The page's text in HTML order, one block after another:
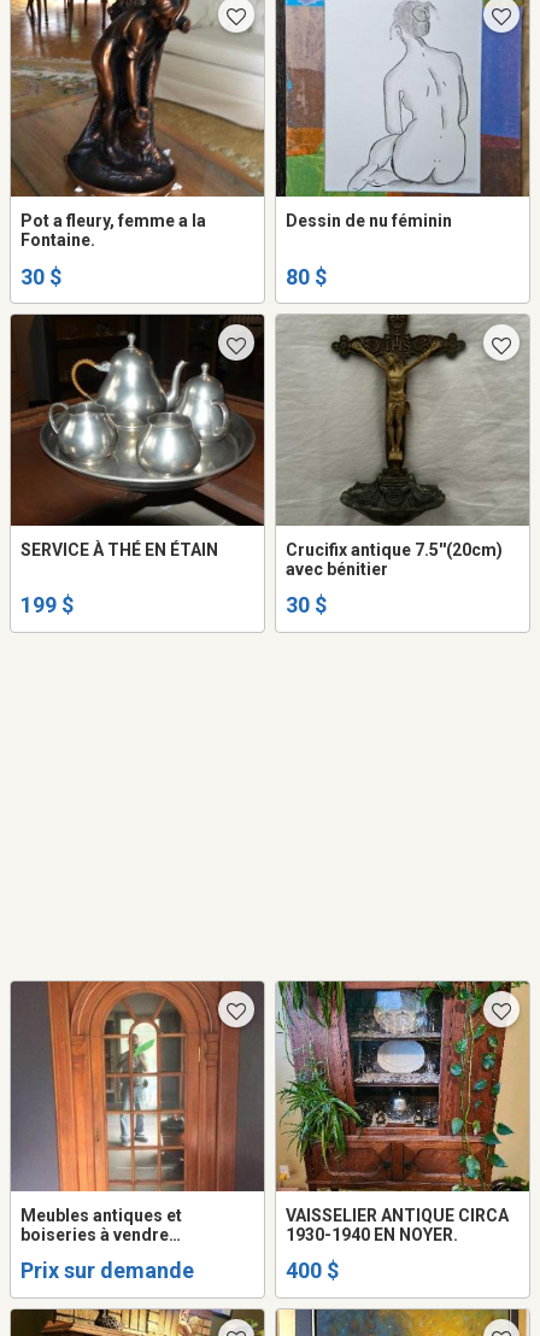
Pot a fleury, femme a la
Fontaine.
30 $
Dessin de nu féminin
80 $
SERVICE À THÉ EN ÉTAIN
199 $
Crucifix antique 7.5''(20cm)
avec bénitier
30 $
Meubles antiques et
boiseries à vendre
Prix sur demande
VAISSELIER ANTIQUE CIRCA
1930-1940 EN NOYER.
400 $